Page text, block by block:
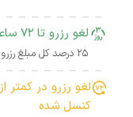
لغو رزرو تا 72 ساعت مانده به زمان ورود روز کنسل شده
25 درصد کل مبلغ رزرو
کنسل شده